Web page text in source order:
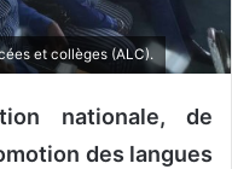
et collèges (ALC).
nationale, de
des langues